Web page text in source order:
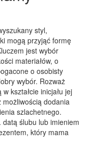
styl,
mogą przyjąć formę
jest wybór
materiałów, o
o osobisty
wybór. Rozważ
kształcie inicjału jej
możliwością dodania
szlachetnego.
ślubu lub imieniem
który mama